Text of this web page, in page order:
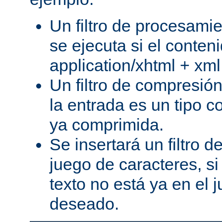
Un filtro de
se ejecuta si el
application/xhtml +
Un filtro de
la entrada es un tipo
ya comprimida.
Se insertará un filtro
juego de caracteres,
texto no está ya en el
deseado.